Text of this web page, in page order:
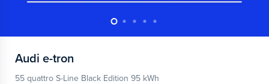
Audi e-tron
55 quattro S-Line Black Edition 95 kWh